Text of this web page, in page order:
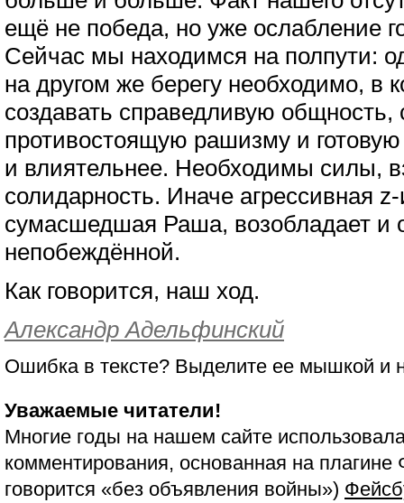
ещё не победа, но уже ослабление
Сейчас мы находимся на полпути:
на другом же берегу необходимо, в
создавать справедливую общность,
противостоящую рашизму и готовую
и влиятельнее. Необходимы силы,
солидарность. Иначе агрессивная
сумасшедшая Раша, возобладает и
непобеждённой.
Как говорится, наш ход.
Александр Адельфинский
Ошибка в тексте? Выделите ее мышкой и
Уважаемые читатели!
Многие годы на нашем сайте
комментирования, основанная на
говорится «без объявления войны»)